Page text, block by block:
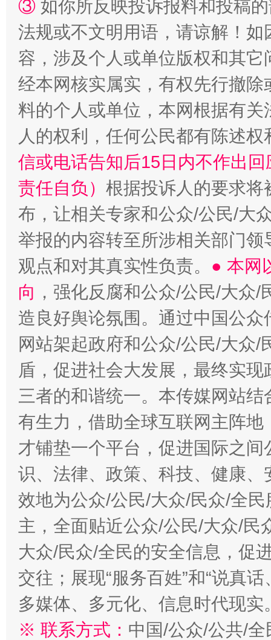
③ 如你所反映投诉报料和投稿
法规或不文明用语，请谅解！
容，涉及个人或单位版权和其它
经本网核实属实，有权先行撤
料的个人或单位，本网根据有
人的权利，任何公民都有陈述
信或电话告知后15日内不作出
责任自负） 根据投诉人的要求将
布，让相关专家和公众/公民/大
举报的内容转至所涉相关部门
观点和对其真实性负责。 ● 本网
向 ，强化反腐和公众/公民/大众
造良好舆论氛围。通过中国公
网站架起政府和公众/公民/大众
盾，促进社会大发展，最终实
三者的和谐统一。本传媒网站
有生力，借助全球互联网主阵
才铺垫一个平台，促进国际之
识、法律、政策、科技、健康
效地为公众/公民/大众/民众/全
主，全面贴近公众/公民/大众/民
大众/民众/全民的安全信息，促
交往；展现“服务百姓”和“说真
多媒体、多元化、信息时代现实
※ 联系方式： 中国/公众/公共/